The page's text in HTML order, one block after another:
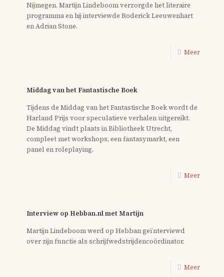
Nijmegen. Martijn Lindeboom verzorgde het literaire
programma en hij interviewde Roderick Leeuwenhart
en Adrian Stone.
Meer
Middag van het Fantastische Boek
Tijdens de Middag van het Fantastische Boek wordt de
Harland Prijs voor speculatieve verhalen uitgereikt.
De Middag vindt plaats in Bibliotheek Utrecht,
compleet met workshops, een fantasymarkt, een
panel en roleplaying.
Meer
Interview op Hebban.nl met Martijn
Martijn Lindeboom werd op Hebban geïnterviewd
over zijn functie als schrijfwedstrijdencoördinator.
Meer